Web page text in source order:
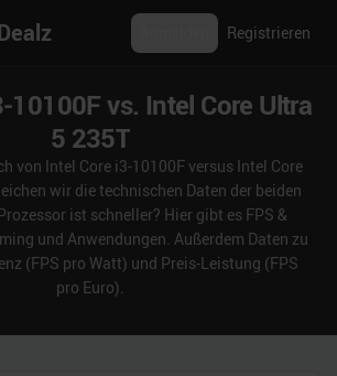
Registrieren
10100F vs. Intel Core Ultra
5 235T
von Intel Core i3-10100F versus Intel Core
wir die technischen Daten der beiden
ist schneller? Hier gibt es FPS &
und Anwendungen. Außerdem Daten zu
(FPS pro Watt) und Preis-Leistung (FPS
pro Euro).